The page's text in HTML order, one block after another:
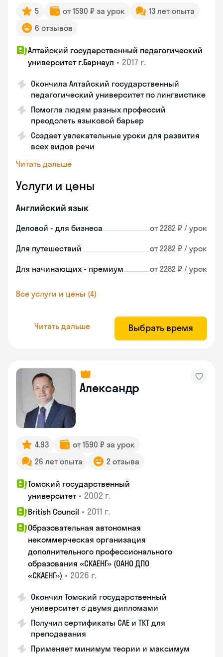
5 от 1590 ₽ за урок
13 лет опыта
6 отзывов
Алтайский государственный педагогический
университет г.Барнаул • 2017 г.
Окончила Алтайский государственный
педагогический университет по лингвистике
Помогла людям разных профессий
преодолеть языковой барьер
Создает увлекательные уроки для развития
всех видов речи
Читать дальше
Услуги и цены
Английский язык
Деловой - для бизнеса от 2282 ₽ / урок
Для путешествий от 2282 ₽ / урок
Для начинающих - премиум от 2282 ₽ / урок
Все услуги и цены (4)
Читать дальше Выбрать время
Александр
4.93
от 1590 ₽ за урок
26 лет опыта
2 отзыва
Томский государственный
университет • 2002 г.
British Council • 2011 г.
Образовательная автономная
некоммерческая организация
дополнительного профессионального
образования «СКАЕНГ» (ОАНО ДПО
«СКАЕНГ») • 2026 г.
Окончил Томский государственный
университет с двумя дипломами
Получил сертификаты CAE и TKT для
преподавания
Применяет минимум теории и максимум